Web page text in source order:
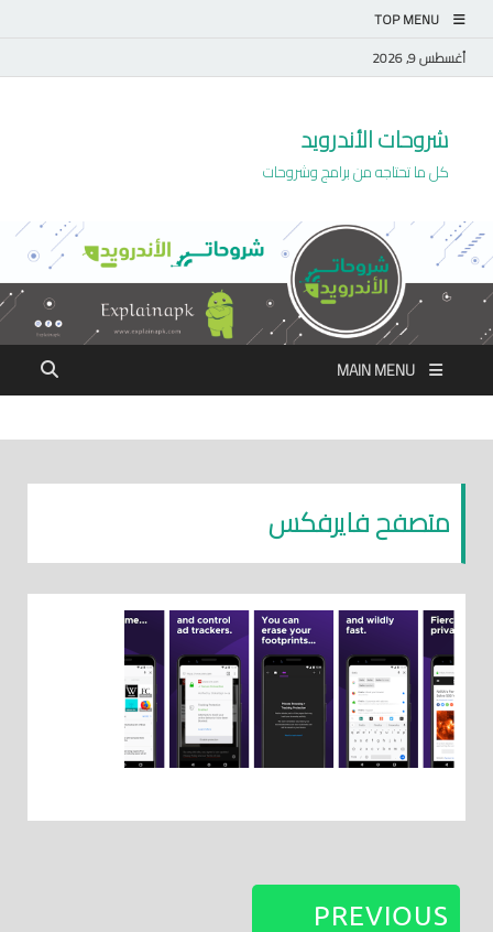
TOP MENU
أغسطس 9, 2026
شروحات الأندرويد
كل ما تحتاجه من برامج وشروحات
MAIN MENU
متصفح فايرفكس
PREVIOUS